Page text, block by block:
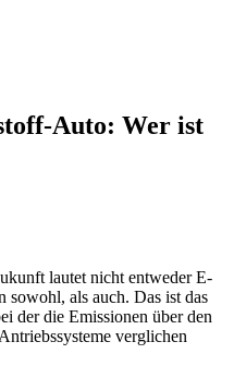
Auto: Wer ist
lautet nicht entweder E-
als auch. Das ist das
der die Emissionen über den
verglichen